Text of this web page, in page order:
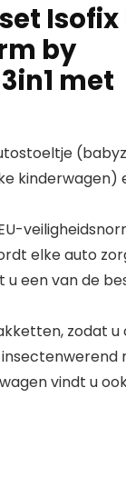
by
met
kinderwagen)
elke auto
een van de
zodat u
vindt u